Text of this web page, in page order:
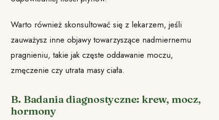
Warto również skonsultować się z lekarzem, jeśli
zauważysz inne objawy towarzyszące nadmiernemu
pragnieniu, takie jak częste oddawanie moczu,
zmęczenie czy utrata masy ciała.
B. Badania diagnostyczne: krew, mocz,
hormony